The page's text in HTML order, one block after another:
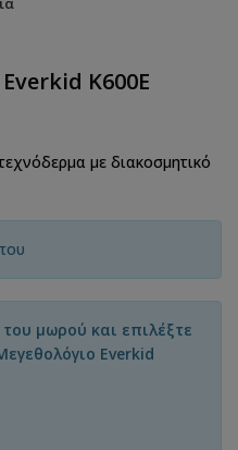
K600E
με διακοσμητικό
μωρού και επιλέξτε
Everkid